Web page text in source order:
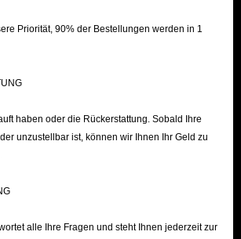
Priorität, 90% der Bestellungen werden in 1
haben oder die Rückerstattung. Sobald Ihre
unzustellbar ist, können wir Ihnen Ihr Geld zu
alle Ihre Fragen und steht Ihnen jederzeit zur